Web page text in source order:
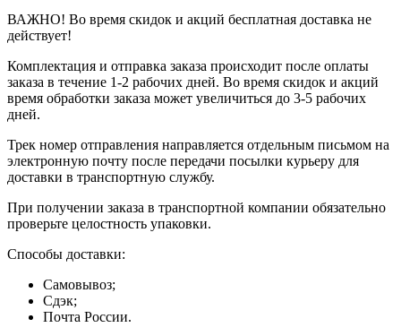
ВАЖНО! Во время скидок и акций бесплатная доставка не
действует!
Комплектация и отправка заказа происходит после оплаты
заказа в течение 1-2 рабочих дней. Во время скидок и акций
время обработки заказа может увеличиться до 3-5 рабочих
дней.
Трек номер отправления направляется отдельным письмом на
электронную почту после передачи посылки курьеру для
доставки в транспортную службу.
При получении заказа в транспортной компании обязательно
проверьте целостность упаковки.
Способы доставки:
Самовывоз;
Сдэк;
Почта России.